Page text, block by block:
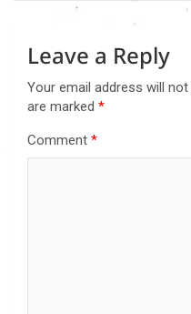
Leave a Reply
Your email address will not
are marked *
Comment *